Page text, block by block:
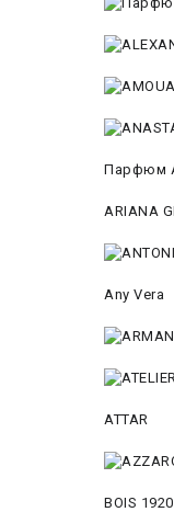
Парфюм
ARIANA
Any Vera
ATTAR
BOIS 1920